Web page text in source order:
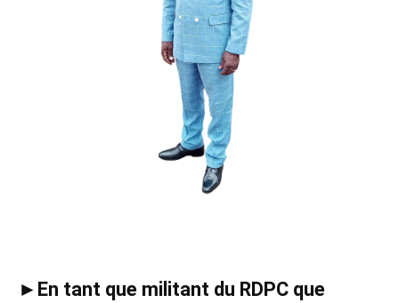
►En tant que militant du RDPC que